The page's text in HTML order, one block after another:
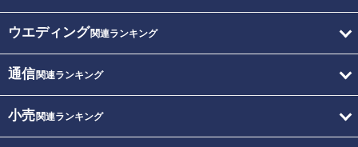
ウエディング関連ランキング
通信関連ランキング
小売関連ランキング